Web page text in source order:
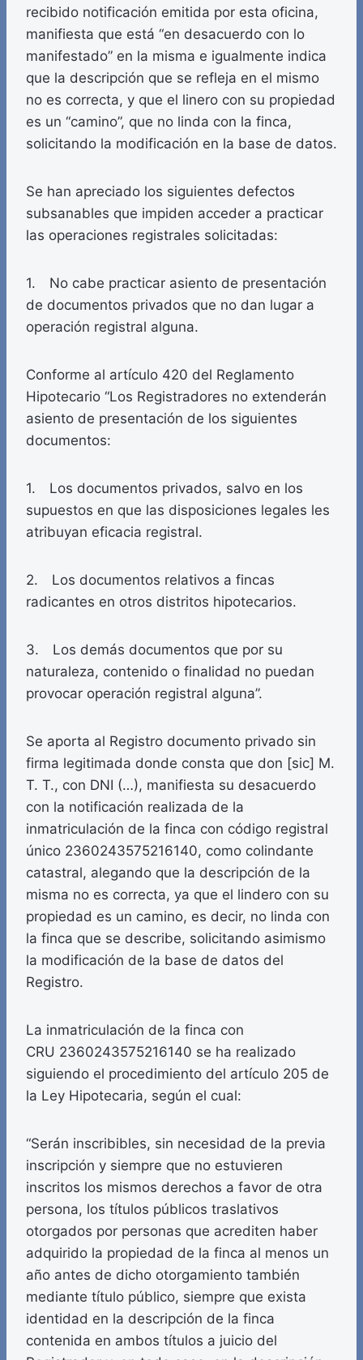
recibido notificación emitida por esta oficina,
manifiesta que está “en desacuerdo con lo
manifestado” en la misma e igualmente indica
que la descripción que se refleja en el mismo
no es correcta, y que el linero con su propiedad
es un “camino”, que no linda con la finca,
solicitando la modificación en la base de datos.
Se han apreciado los siguientes defectos
subsanables que impiden acceder a practicar
las operaciones registrales solicitadas:
1. No cabe practicar asiento de presentación
de documentos privados que no dan lugar a
operación registral alguna.
Conforme al artículo 420 del Reglamento
Hipotecario “Los Registradores no extenderán
asiento de presentación de los siguientes
documentos:
1. Los documentos privados, salvo en los
supuestos en que las disposiciones legales les
atribuyan eficacia registral.
2. Los documentos relativos a fincas
radicantes en otros distritos hipotecarios.
3. Los demás documentos que por su
naturaleza, contenido o finalidad no puedan
provocar operación registral alguna”.
Se aporta al Registro documento privado sin
firma legitimada donde consta que don [sic] M.
T. T., con DNI (…), manifiesta su desacuerdo
con la notificación realizada de la
inmatriculación de la finca con código registral
único 2360243575216140, como colindante
catastral, alegando que la descripción de la
misma no es correcta, ya que el lindero con su
propiedad es un camino, es decir, no linda con
la finca que se describe, solicitando asimismo
la modificación de la base de datos del
Registro.
La inmatriculación de la finca con
CRU 2360243575216140 se ha realizado
siguiendo el procedimiento del artículo 205 de
la Ley Hipotecaria, según el cual:
“Serán inscribibles, sin necesidad de la previa
inscripción y siempre que no estuvieren
inscritos los mismos derechos a favor de otra
persona, los títulos públicos traslativos
otorgados por personas que acrediten haber
adquirido la propiedad de la finca al menos un
año antes de dicho otorgamiento también
mediante título público, siempre que exista
identidad en la descripción de la finca
contenida en ambos títulos a juicio del